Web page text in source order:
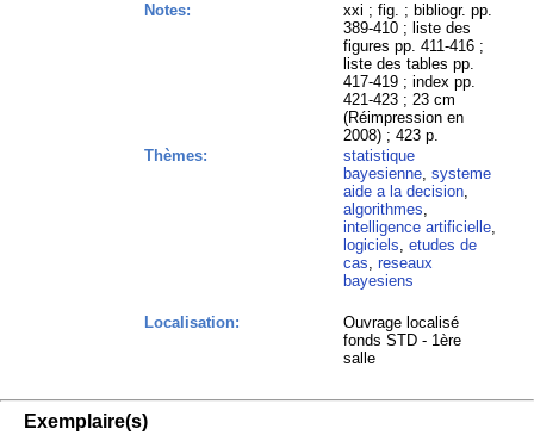
Notes:
xxi ; fig. ; bibliogr. pp.
389-410 ; liste des
figures pp. 411-416 ;
liste des tables pp.
417-419 ; index pp.
421-423 ; 23 cm
(Réimpression en
2008) ; 423 p.
Thèmes:
statistique
bayesienne,systeme
aide a la decision,
algorithmes,
intelligence artificielle,
logiciels,etudes de
cas,reseaux
bayesiens
Localisation:
Ouvrage localisé
fonds STD - 1ère
salle
Exemplaire(s)